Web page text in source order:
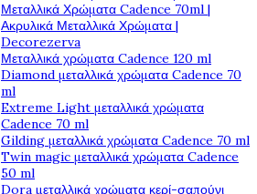
Μεταλλικά Χρώματα Cadence 70ml |
Ακρυλικά Μεταλλικά Χρώματα |
Decorezerva
Μεταλλικά χρώματα Cadence 120 ml
Diamond μεταλλικά χρώματα Cadence 70
ml
Extreme Light μεταλλικά χρώματα
Cadence 70 ml
Gilding μεταλλικά χρώματα Cadence 70 ml
Twin magic μεταλλικά χρώματα Cadence
50 ml
Dora μεταλλικά χρώματα κερί-σαπούνι